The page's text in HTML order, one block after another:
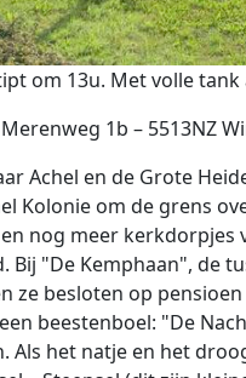
om 13u. Met volle tank
1b – 5513NZ
Achel en de Grote
Kolonie om de grens
nog meer
Bij "De Kemphaan", de
ze besloten op
beestenboel: "De
Als het natje en het